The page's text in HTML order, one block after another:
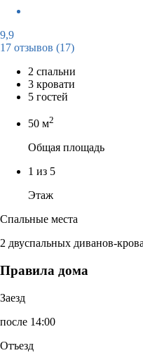
9,9
17 отзывов (17)
2 спальни
3 кровати
5 гостей
50 м2
Общая площадь
1 из 5
Этаж
Спальные места
2 двуспальных диванов-
Правила дома
Заезд
после 14:00
Отъезд